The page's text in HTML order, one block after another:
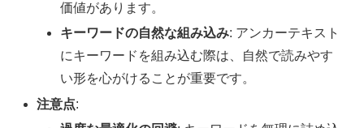
価値があります。
キーワードの自然な組み込み: アンカーテキスト
にキーワードを組み込む際は、自然で読みやす
い形を心がけることが重要です。
注意点: